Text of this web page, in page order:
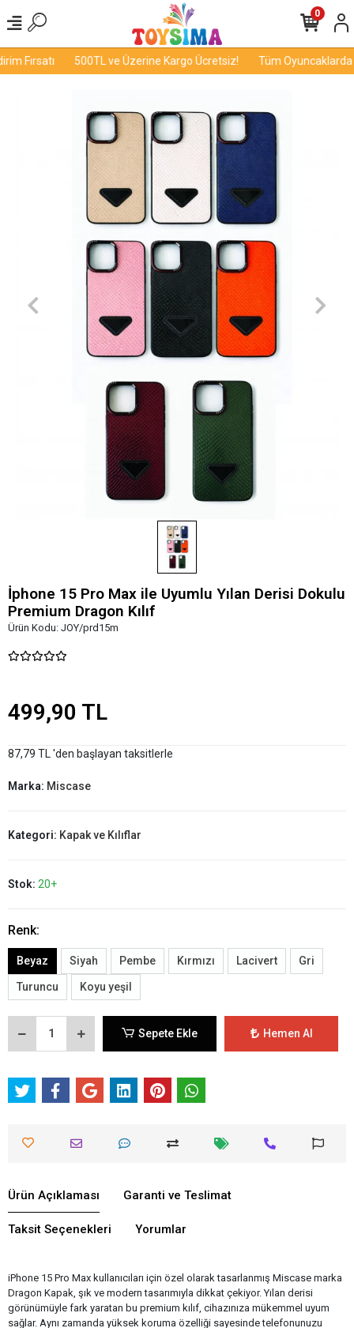
Fırsatı 500TL ve Üzerine Kargo Ücretsiz! Tüm Oyuncaklarda
0
İphone 15 Pro Max ile Uyumlu Yılan Derisi Dokulu
Premium Dragon Kılıf
Ürün Kodu: JOY/prd15m
499,90 TL
87,79 TL 'den başlayan taksitlerle
Marka: Miscase
Kategori: Kapak ve Kılıflar
Stok: 20+
Renk:
Beyaz Siyah Pembe Kırmızı Lacivert Gri
Turuncu Koyu yeşil
Sepete Ekle Hemen Al
Ürün Açıklaması Garanti ve Teslimat
Taksit Seçenekleri Yorumlar
iPhone 15 Pro Max kullanıcıları için özel olarak tasarlanmış Miscase marka
Dragon Kapak, şık ve modern tasarımıyla dikkat çekiyor. Yılan derisi
görünümüyle fark yaratan bu premium kılıf, cihazınıza mükemmel uyum
sağlar. Aynı zamanda yüksek koruma özelliği sayesinde telefonunuzu